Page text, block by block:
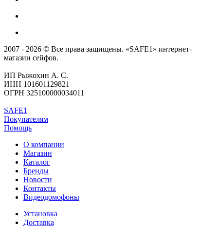
2007 - 2026 © Все права защищены. «SAFE1» интернет-
магазин сейфов.
ИП Рыжохин А. С.
ИНН 101601129821
ОГРН 325100000034011
SAFE1
Покупателям
Помощь
О компании
Магазин
Каталог
Бренды
Новости
Контакты
Видеодомофоны
Установка
Доставка